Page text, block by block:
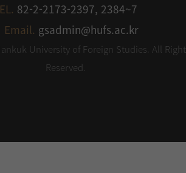
82-2-2173-2397, 2384~7
Email. gsadmin@hufs.ac.kr
University of Foreign Studies. All
Reserved.